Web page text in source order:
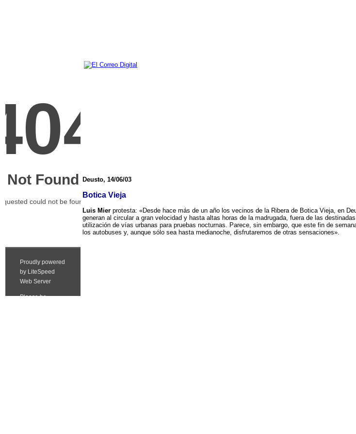
Deusto, 14/06/03
Botica Vieja
Luis Mier protesta: «Desde hace más de un año los vecinos de la Ribera de Botica Vieja, en
generan al circular a gran velocidad y hasta altas horas de la madrugada, fuera de las
utilización de vías urbanas para pruebas nocturnas. Parece, sin embargo, que este fin de
los autobuses y, aunque sólo sea hasta medianoche, disfrutaremos de otras sensaciones».